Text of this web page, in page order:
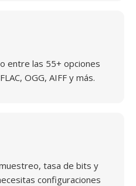
entre las 55+ opciones
OGG, AIFF y más.
tasa de bits y
configuraciones